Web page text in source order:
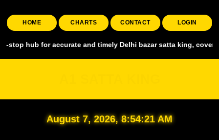
HOME CHARTS CONTACT LOGIN
for accurate and timely Delhi bazar satta king, covering all
August 7, 2026, 8:54:23 AM